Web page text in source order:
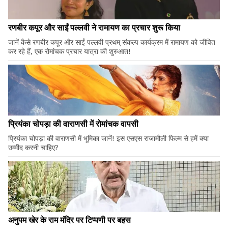
रणबीर कपूर और साईं पल्लवी ने रामायण का प्रचार शुरू किया
जानें कैसे रणबीर कपूर और साईं पल्लवी प्रथम् संकल्प कार्यक्रम में रामायण को जीवित
कर रहे हैं, एक रोमांचक प्रचार यात्रा की शुरुआत!
प्रियंका चोपड़ा की वाराणसी में रोमांचक वापसी
प्रियंका चोपड़ा की वाराणसी में भूमिका जानें! इस एसएस राजामौली फिल्म से हमें क्या
उम्मीद करनी चाहिए?
अनुपम खेर के राम मंदिर पर टिप्पणी पर बहस